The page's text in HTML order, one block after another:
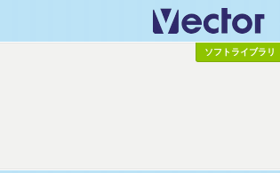
ソフトライブラリ